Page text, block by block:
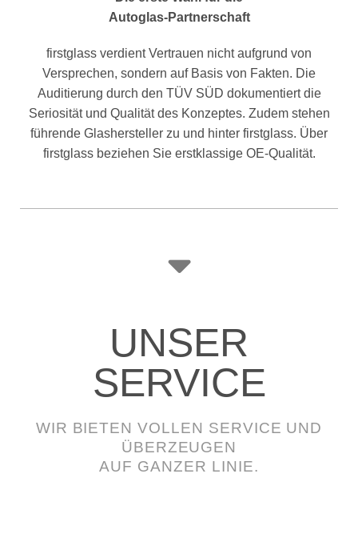
Autoglas-Partnerschaft
firstglass verdient Vertrauen nicht aufgrund von
Versprechen, sondern auf Basis von Fakten. Die
Auditierung durch den TÜV SÜD dokumentiert die
Seriosität und Qualität des Konzeptes. Zudem stehen
führende Glashersteller zu und hinter firstglass. Über
firstglass beziehen Sie erstklassige OE-Qualität.
UNSER
SERVICE
WIR BIETEN VOLLEN SERVICE UND
ÜBERZEUGEN
AUF GANZER LINIE.